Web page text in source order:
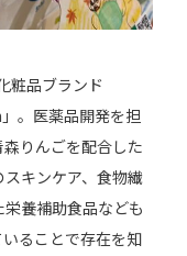
粧品ブランド
。医薬品開発を担
りんごを配合した
スキンケア、食物繊
養補助食品なども
ることで存在を知